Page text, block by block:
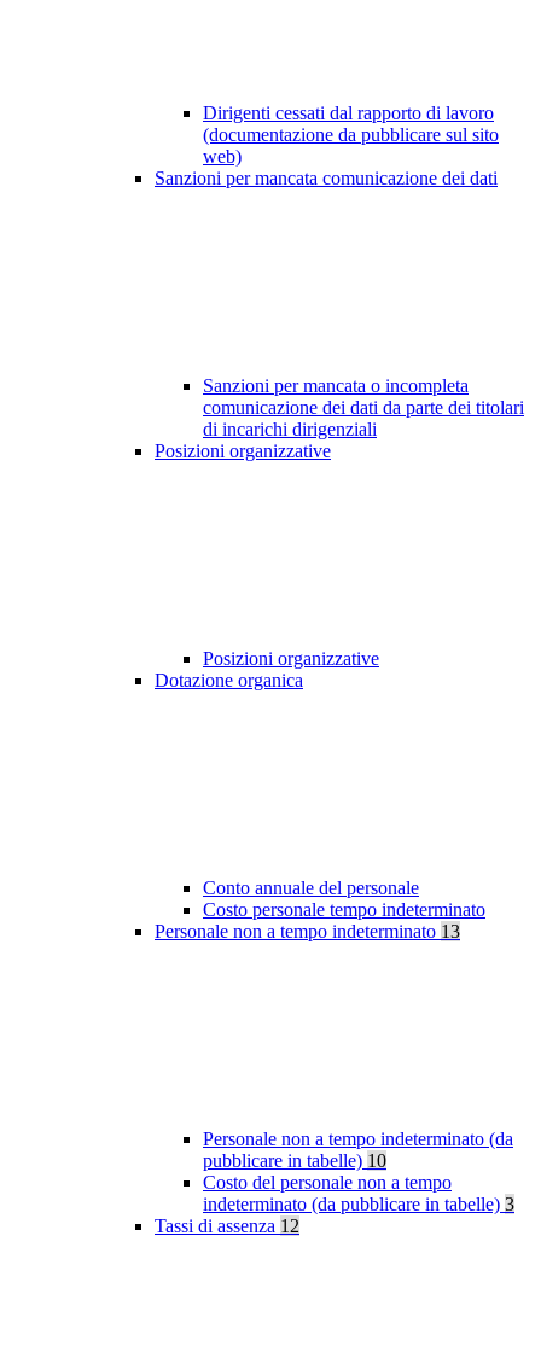
Dirigenti cessati dal rapporto di lavoro
(documentazione da pubblicare sul sito
web)
Sanzioni per mancata comunicazione dei dati
Sanzioni per mancata o incompleta
comunicazione dei dati da parte dei titolari
di incarichi dirigenziali
Posizioni organizzative
Posizioni organizzative
Dotazione organica
Conto annuale del personale
Costo personale tempo indeterminato
Personale non a tempo indeterminato 13
Personale non a tempo indeterminato (da
pubblicare in tabelle) 10
Costo del personale non a tempo
indeterminato (da pubblicare in tabelle) 3
Tassi di assenza 12